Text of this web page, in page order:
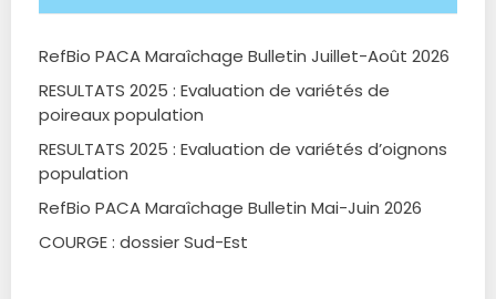
RefBio PACA Maraîchage Bulletin Juillet-Août 2026
RESULTATS 2025 : Evaluation de variétés de
poireaux population
RESULTATS 2025 : Evaluation de variétés d’oignons
population
RefBio PACA Maraîchage Bulletin Mai-Juin 2026
COURGE : dossier Sud-Est